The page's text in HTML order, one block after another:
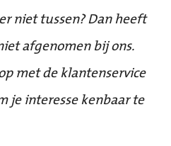
niet tussen? Dan heeft
afgenomen bij ons.
met de klantenservice
je interesse kenbaar te